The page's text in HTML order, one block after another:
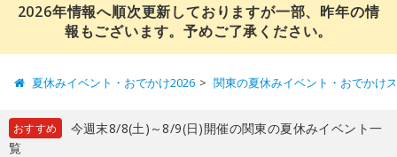
2026年情報へ順次更新しておりますが一部、昨年の情
報もございます。予めご了承ください。
夏休みイベント・おでかけ2026 関東の夏休みイベント・おでかけ
おすすめ
今週末8/8(土)～8/9(日)開催の関東の夏休みイベント一
覧